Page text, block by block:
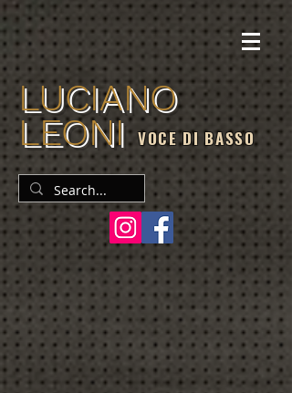
LUCIANO
LEONI VOCE DI BASSO